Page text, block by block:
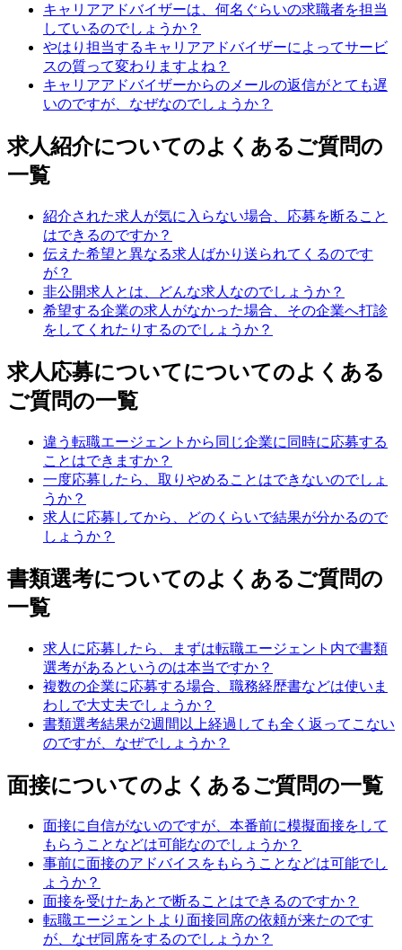
キャリアアドバイザーは、何名ぐらいの求職者を担当
しているのでしょうか？
やはり担当するキャリアアドバイザーによってサービ
スの質って変わりますよね？
キャリアアドバイザーからのメールの返信がとても遅
いのですが、なぜなのでしょうか？
求人紹介についてのよくあるご質問の
一覧
紹介された求人が気に入らない場合、応募を断ること
はできるのですか？
伝えた希望と異なる求人ばかり送られてくるのです
が？
非公開求人とは、どんな求人なのでしょうか？
希望する企業の求人がなかった場合、その企業へ打診
をしてくれたりするのでしょうか？
求人応募についてについてのよくある
ご質問の一覧
違う転職エージェントから同じ企業に同時に応募する
ことはできますか？
一度応募したら、取りやめることはできないのでしょ
うか？
求人に応募してから、どのくらいで結果が分かるので
しょうか？
書類選考についてのよくあるご質問の
一覧
求人に応募したら、まずは転職エージェント内で書類
選考があるというのは本当ですか？
複数の企業に応募する場合、職務経歴書などは使いま
わしで大丈夫でしょうか？
書類選考結果が2週間以上経過しても全く返ってこない
のですが、なぜでしょうか？
面接についてのよくあるご質問の一覧
面接に自信がないのですが、本番前に模擬面接をして
もらうことなどは可能なのでしょうか？
事前に面接のアドバイスをもらうことなどは可能でし
ょうか？
面接を受けたあとで断ることはできるのですか？
転職エージェントより面接同席の依頼が来たのです
が、なぜ同席をするのでしょうか？